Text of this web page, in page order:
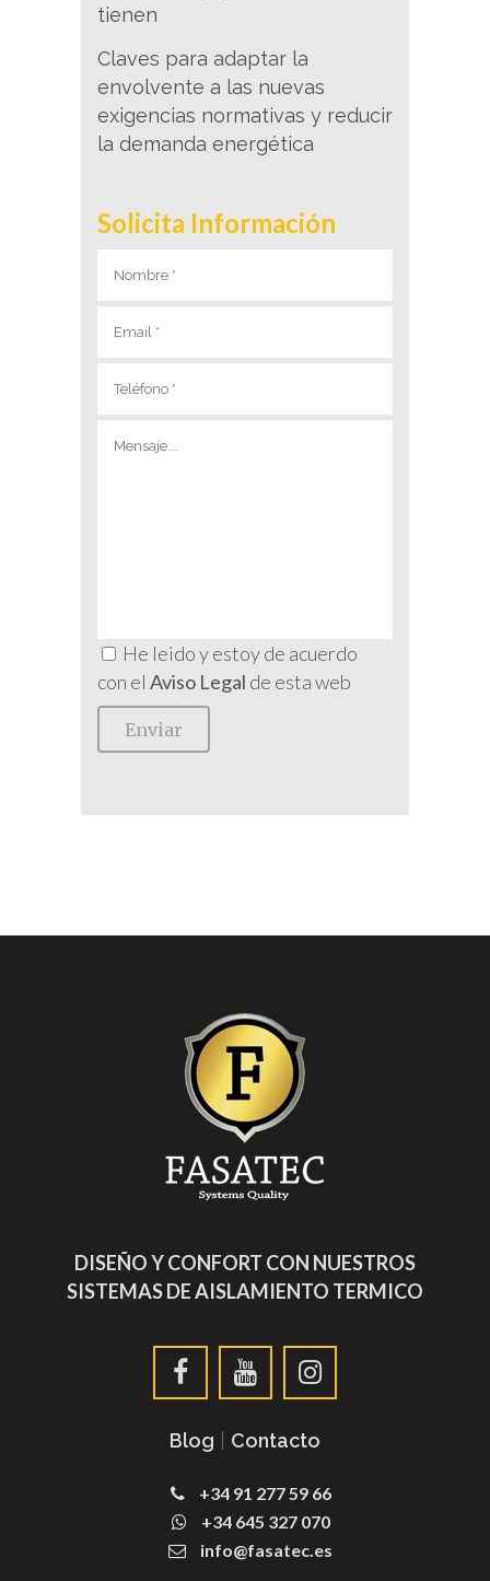
tienen
Claves para adaptar la
envolvente a las nuevas
exigencias normativas y reducir
la demanda energética
Solicita Información
He leido y estoy de acuerdo
con el Aviso Legal de esta web
DISEÑO Y CONFORT CON NUESTROS
SISTEMAS DE AISLAMIENTO TERMICO
Blog Contacto
+34 91 277 59 66
+34 645 327 070
info@fasatec.es